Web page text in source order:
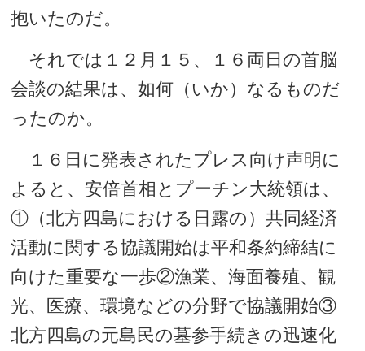
抱いたのだ。
それでは１２月１５、１６両日の首脳
会談の結果は、如何（いか）なるものだ
ったのか。
１６日に発表されたプレス向け声明に
よると、安倍首相とプーチン大統領は、
①（北方四島における日露の）共同経済
活動に関する協議開始は平和条約締結に
向けた重要な一歩②漁業、海面養殖、観
光、医療、環境などの分野で協議開始③
北方四島の元島民の墓参手続きの迅速化